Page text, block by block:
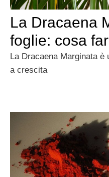
La Dracaena
foglie: cosa
La Dracaena Marginata è
a crescita